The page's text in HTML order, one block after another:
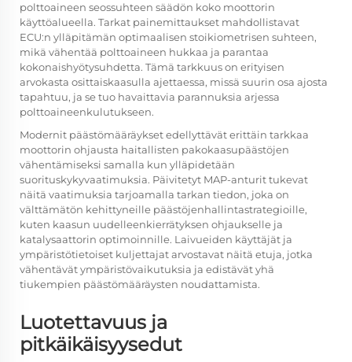
polttoaineen seossuhteen säädön koko moottorin
käyttöalueella. Tarkat painemittaukset mahdollistavat
ECU:n ylläpitämän optimaalisen stoikiometrisen suhteen,
mikä vähentää polttoaineen hukkaa ja parantaa
kokonaishyötysuhdetta. Tämä tarkkuus on erityisen
arvokasta osittaiskaasulla ajettaessa, missä suurin osa ajosta
tapahtuu, ja se tuo havaittavia parannuksia arjessa
polttoaineenkulutukseen.
Modernit päästömääräykset edellyttävät erittäin tarkkaa
moottorin ohjausta haitallisten pakokaasupäästöjen
vähentämiseksi samalla kun ylläpidetään
suorituskykyvaatimuksia. Päivitetyt MAP-anturit tukevat
näitä vaatimuksia tarjoamalla tarkan tiedon, joka on
välttämätön kehittyneille päästöjenhallintastrategioille,
kuten kaasun uudelleenkierrätyksen ohjaukselle ja
katalysaattorin optimoinnille. Laivueiden käyttäjät ja
ympäristötietoiset kuljettajat arvostavat näitä etuja, jotka
vähentävät ympäristövaikutuksia ja edistävät yhä
tiukempien päästömääräysten noudattamista.
Luotettavuus ja
pitkäikäisyysedut